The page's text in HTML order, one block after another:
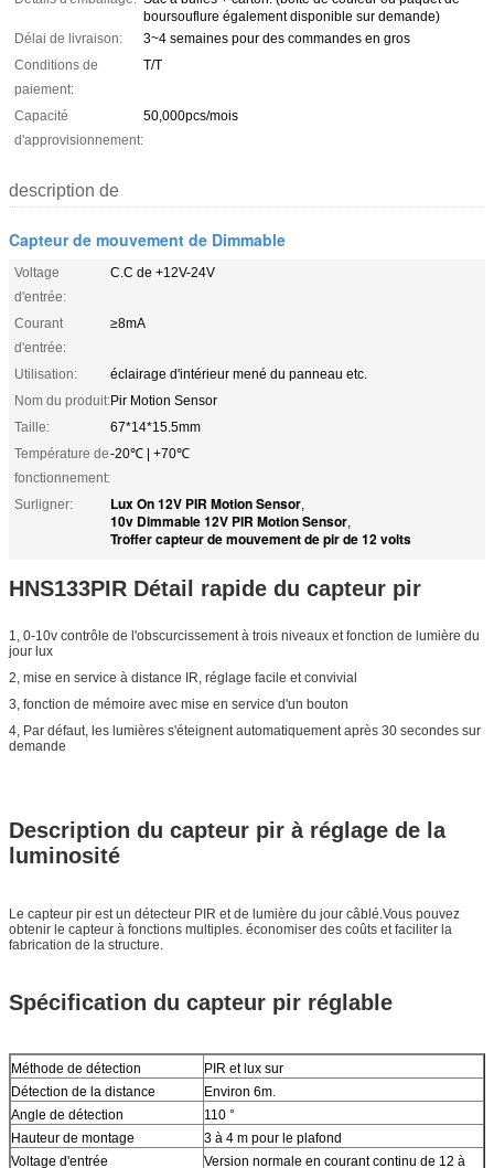
boursouflure également disponible sur demande)
Délai de livraison:
3~4 semaines pour des commandes en gros
Conditions de
paiement:
T/T
Capacité
d'approvisionnement:
50,000pcs/mois
description de
Capteur de mouvement de Dimmable
Voltage
d'entrée:
C.C de +12V-24V
Courant
d'entrée:
≥8mA
Utilisation:
éclairage d'intérieur mené du panneau etc.
Nom du produit:Pir Motion Sensor
Taille:
67*14*15.5mm
Température de
fonctionnement:
-20℃ | +70℃
Surligner: Lux On 12V PIR Motion Sensor,
10v Dimmable 12V PIR Motion Sensor,
Troffer capteur de mouvement de pir de 12 volts
HNS133PIR Détail rapide du capteur pir
1, 0-10v contrôle de l'obscurcissement à trois niveaux et fonction de lumière du
jour lux
2, mise en service à distance IR, réglage facile et convivial
3, fonction de mémoire avec mise en service d'un bouton
4, Par défaut, les lumières s'éteignent automatiquement après 30 secondes sur
demande
Description du capteur pir à réglage de la
luminosité
Le capteur pir est un détecteur PIR et de lumière du jour câblé.Vous pouvez
obtenir le capteur à fonctions multiples. économiser des coûts et faciliter la
fabrication de la structure.
Spécification du capteur pir réglable
Méthode de détection
PIR et lux sur
Détection de la distance
Environ 6m.
Angle de détection
110 °
Hauteur de montage
3 à 4 m pour le plafond
Voltage d'entrée
Version normale en courant continu de 12 à